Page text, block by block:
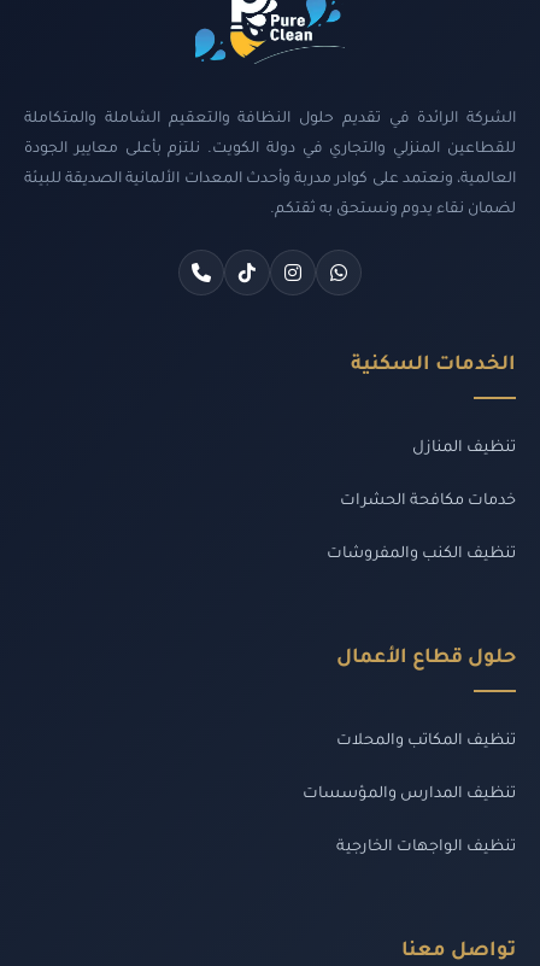
الشركة الرائدة في تقديم حلول النظافة والتعقيم الشاملة والمتكاملة
للقطاعين المنزلي والتجاري في دولة الكويت. نلتزم بأعلى معايير الجودة
العالمية، ونعتمد على كوادر مدربة وأحدث المعدات الألمانية الصديقة للبيئة
لضمان نقاء يدوم ونستحق به ثقتكم.
الخدمات السكنية
تنظيف المنازل
خدمات مكافحة الحشرات
تنظيف الكنب والمفروشات
حلول قطاع الأعمال
تنظيف المكاتب والمحلات
تنظيف المدارس والمؤسسات
تنظيف الواجهات الخارجية
تواصل معنا